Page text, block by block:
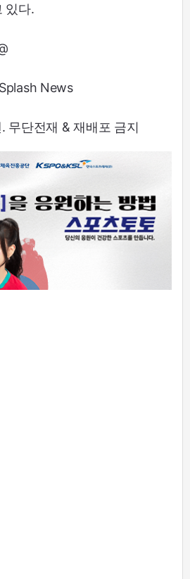
있다.
News
단전재 & 재배포 금지